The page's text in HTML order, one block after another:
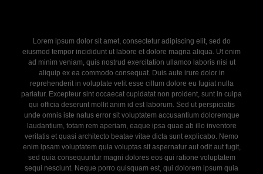
Lorem ipsum dolor sit amet, consectetur adipiscing elit, sed do
eiusmod tempor incididunt ut labore et dolore magna aliqua. Ut enim
ad minim veniam, quis nostrud exercitation ullamco laboris nisi ut
aliquip ex ea commodo consequat. Duis aute irure dolor in
reprehenderit in voluptate velit esse cillum dolore eu fugiat nulla
pariatur. Excepteur sint occaecat cupidatat non proident, sunt in culpa
qui officia deserunt mollit anim id est laborum. Sed ut perspiciatis
unde omnis iste natus error sit voluptatem accusantium doloremque
laudantium, totam rem aperiam, eaque ipsa quae ab illo inventore
veritatis et quasi architecto beatae vitae dicta sunt explicabo. Nemo
enim ipsam voluptatem quia voluptas sit aspernatur aut odit aut fugit,
sed quia consequuntur magni dolores eos qui ratione voluptatem
sequi nesciunt. Neque porro quisquam est, qui dolorem ipsum quia